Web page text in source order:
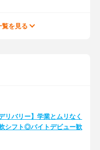
覧を見る
リバリー】学業とムリなく
シフト◎バイトデビュー歓